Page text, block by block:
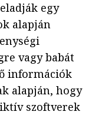
egy
alapján
vagy babát
információk
alapján, hogy
szoftverek